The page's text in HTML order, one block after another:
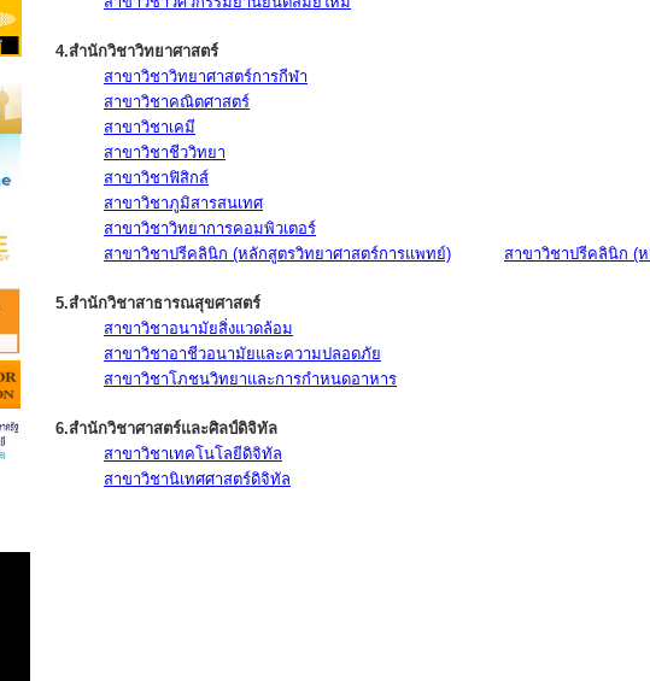
4.สำนักวิชาวิทยาศาสตร์
สาขาวิชาวิทยาศาสตร์การกีฬา
สาขาวิชาคณิตศาสตร์
สาขาวิชาเคมี
สาขาวิชาชีววิทยา
สาขาวิชาฟิสิกส์
สาขาวิชาภูมิสารสนเทศ
สาขาวิชาวิทยาการคอมพิวเตอร์
สาขาวิชาปรีคลินิก (หลักสูตรวิทยาศาสตร์การแพทย์)
สาขาวิชาปรีคลินิก (
5.สำนักวิชาสาธารณสุขศาสตร์
สาขาวิชาอนามัยสิ่งแวดล้อม
สาขาวิชาอาชีวอนามัยและความปลอดภัย
สาขาวิชาโภชนวิทยาและการกำหนดอาหาร
6.สำนักวิชาศาสตร์และศิลป์ดิจิทัล
สาขาวิชาเทคโนโลยีดิจิทัล
สาขาวิชานิเทศศาสตร์ดิจิทัล